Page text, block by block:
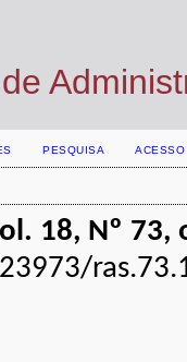
PESQUISA ACESSO
18, Nº